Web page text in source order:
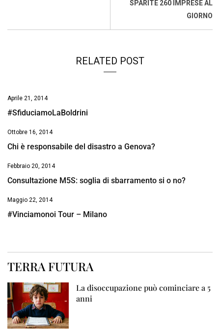
SPARITE 260 IMPRESE AL
GIORNO
RELATED POST
Aprile 21, 2014
#SfiduciamoLaBoldrini
Ottobre 16, 2014
Chi è responsabile del disastro a Genova?
Febbraio 20, 2014
Consultazione M5S: soglia di sbarramento si o no?
Maggio 22, 2014
#Vinciamonoi Tour – Milano
TERRA FUTURA
La disoccupazione può cominciare a 5
anni